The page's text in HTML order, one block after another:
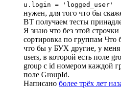
u.login = 'logged_user'
нужен, для того что бы
ВТ получаем тесты
Я знаю что без этой
сортировка по группам
что бы у БУХ другие, у меня
users, в которой есть поле
group с id номером каждой
поле GroupId.
Написано более трёх лет